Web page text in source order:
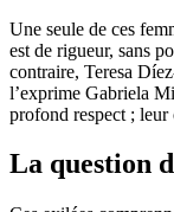
Une seule de ces
est de rigueur, sans
contraire, Teresa
l’exprime Gabriela
profond respect ;
La question